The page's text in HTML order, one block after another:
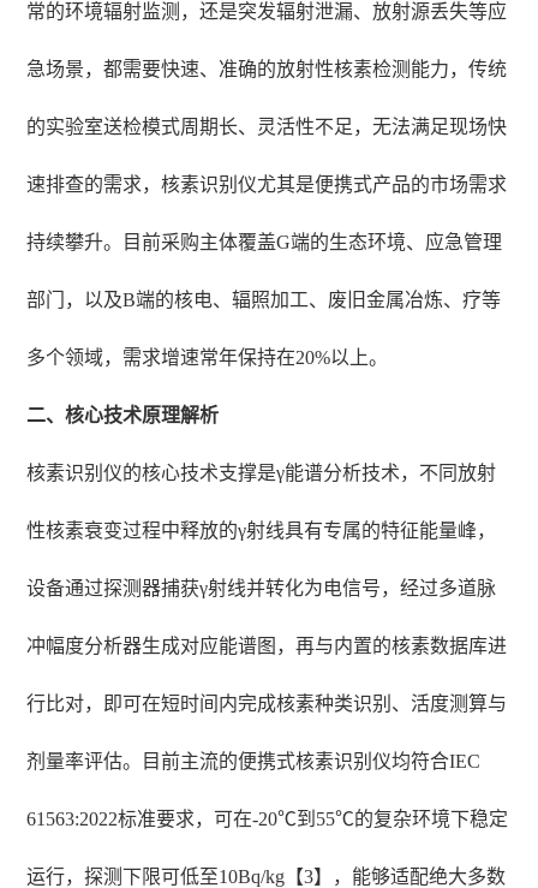
常的环境辐射监测，还是突发辐射泄漏、放射源丢失等应
急场景，都需要快速、准确的放射性核素检测能力，传统
的实验室送检模式周期长、灵活性不足，无法满足现场快
速排查的需求，核素识别仪尤其是便携式产品的市场需求
持续攀升。目前采购主体覆盖G端的生态环境、应急管理
部门，以及B端的核电、辐照加工、废旧金属冶炼、疗等
多个领域，需求增速常年保持在20%以上。
二、核心技术原理解析
核素识别仪的核心技术支撑是γ能谱分析技术，不同放射
性核素衰变过程中释放的γ射线具有专属的特征能量峰，
设备通过探测器捕获γ射线并转化为电信号，经过多道脉
冲幅度分析器生成对应能谱图，再与内置的核素数据库进
行比对，即可在短时间内完成核素种类识别、活度测算与
剂量率评估。目前主流的便携式核素识别仪均符合IEC
61563:2022标准要求，可在-20℃到55℃的复杂环境下稳定
运行，探测下限可低至10Bq/kg【3】，能够适配绝大多数